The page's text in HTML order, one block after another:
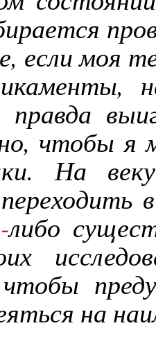
если моя
правда
чтобы я
На
-либо
на